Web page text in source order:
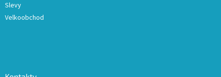
Slevy
Velkoobchod